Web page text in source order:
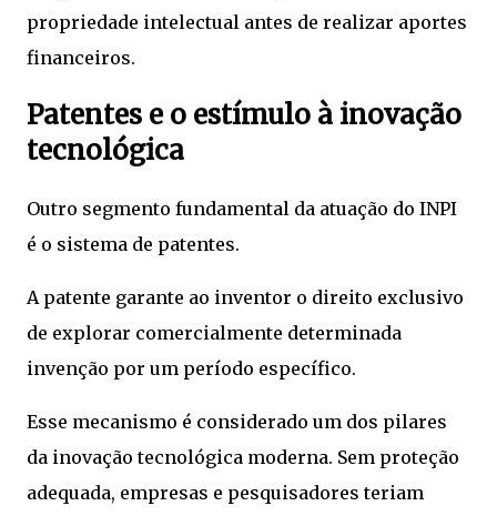
propriedade intelectual antes de realizar aportes
financeiros.
Patentes e o estímulo à inovação
tecnológica
Outro segmento fundamental da atuação do INPI
é o sistema de patentes.
A patente garante ao inventor o direito exclusivo
de explorar comercialmente determinada
invenção por um período específico.
Esse mecanismo é considerado um dos pilares
da inovação tecnológica moderna. Sem proteção
adequada, empresas e pesquisadores teriam